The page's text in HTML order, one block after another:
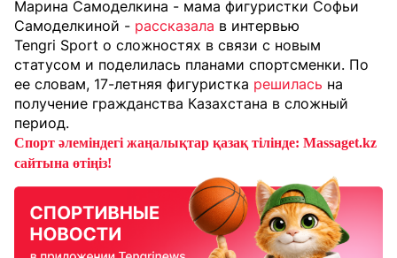
Марина Самоделкина - мама фигуристки Софьи
Самоделкиной - рассказала в интервью
Tengri Sport о сложностях в связи с новым
статусом и поделилась планами спортсменки. По
ее словам, 17-летняя фигуристка решилась на
получение гражданства Казахстана в сложный
период.
Спорт әлеміндегі жаңалықтар қазақ тілінде: Massaget.kz
сайтына өтіңіз!